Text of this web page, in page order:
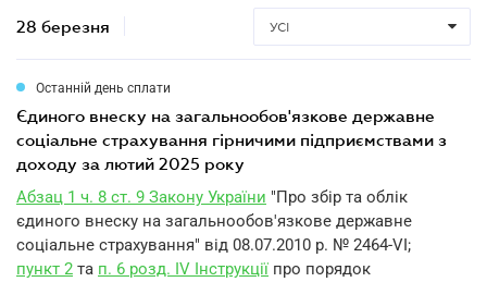
28 березня УСІ
Останній день сплати
єдиного внеску на загальнообов'язкове державне
соціальне страхування гірничими підприємствами з
доходу за лютий 2025 року
Абзац 1 ч. 8 ст. 9 Закону України "Про збір та облік
єдиного внеску на загальнообов'язкове державне
соціальне страхування" від 08.07.2010 р. № 2464-VI;
пункт 2 та п. 6 розд. IV Інструкції про порядок